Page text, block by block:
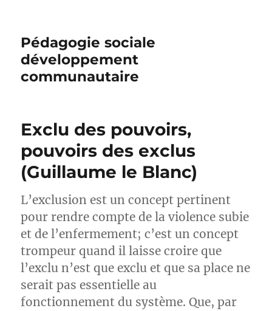
Pédagogie sociale
développement
communautaire
Exclu des pouvoirs,
pouvoirs des exclus
(Guillaume le Blanc)
L’exclusion est un concept pertinent
pour rendre compte de la violence subie
et de l’enfermement; c’est un concept
trompeur quand il laisse croire que
l’exclu n’est que exclu et que sa place ne
serait pas essentielle au
fonctionnement du système. Que, par